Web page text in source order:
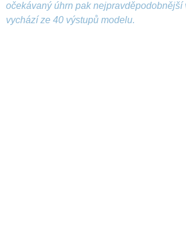
očekávaný úhrn pak nejpravděpodobnější
vychází ze 40 výstupů modelu.